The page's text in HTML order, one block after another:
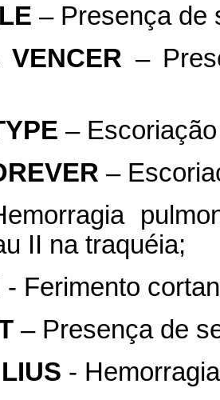
– Presença de
–
–
–
II na traquéia;
- Ferimento
– Presença de
-